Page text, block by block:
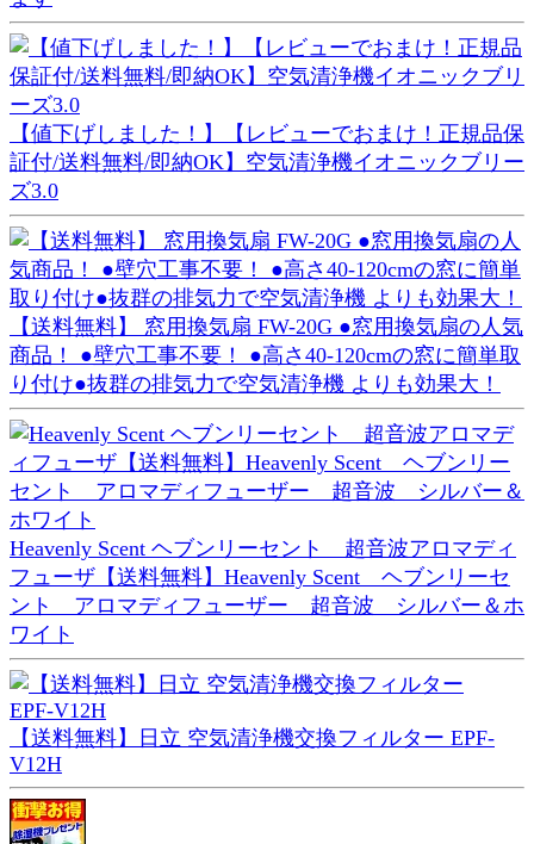
【値下げしました！】【レビューでおまけ！正規品保
証付/送料無料/即納OK】空気清浄機イオニックブリー
ズ3.0
【送料無料】 窓用換気扇 FW-20G ●窓用換気扇の人気
商品！ ●壁穴工事不要！ ●高さ40-120cmの窓に簡単取
り付け●抜群の排気力で空気清浄機 よりも効果大！
Heavenly Scent ヘブンリーセント 超音波アロマディ
フューザ【送料無料】Heavenly Scent ヘブンリーセ
ント アロマディフューザー 超音波 シルバー＆ホ
ワイト
【送料無料】日立 空気清浄機交換フィルター EPF-
V12H